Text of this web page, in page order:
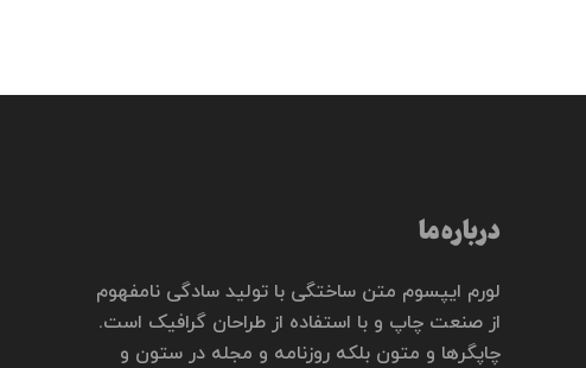
درباره ما
لورم ایپسوم متن ساختگی با تولید سادگی نامفهوم
از صنعت چاپ و با استفاده از طراحان گرافیک است.
چاپگرها و متون بلکه روزنامه و مجله در ستون و